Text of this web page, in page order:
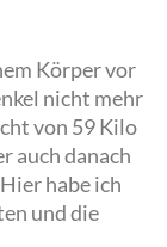
Körper vor
nicht mehr
von 59 Kilo
auch danach
habe ich
und die